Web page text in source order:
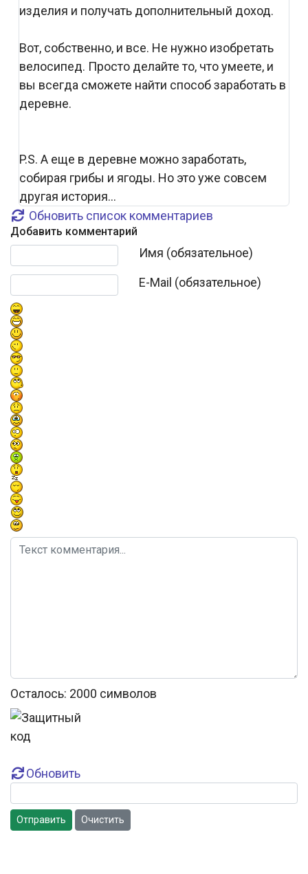
изделия и получать дополнительный доход.
Вот, собственно, и все. Не нужно изобретать
велосипед. Просто делайте то, что умеете, и
вы всегда сможете найти способ заработать в
деревне.
P.S. А еще в деревне можно заработать,
собирая грибы и ягоды. Но это уже совсем
другая история...
Обновить список комментариев
Добавить комментарий
Имя (обязательное)
E-Mail (обязательное)
Текст комментария
Осталось: 2000 символов
Обновить
Отправить Очистить